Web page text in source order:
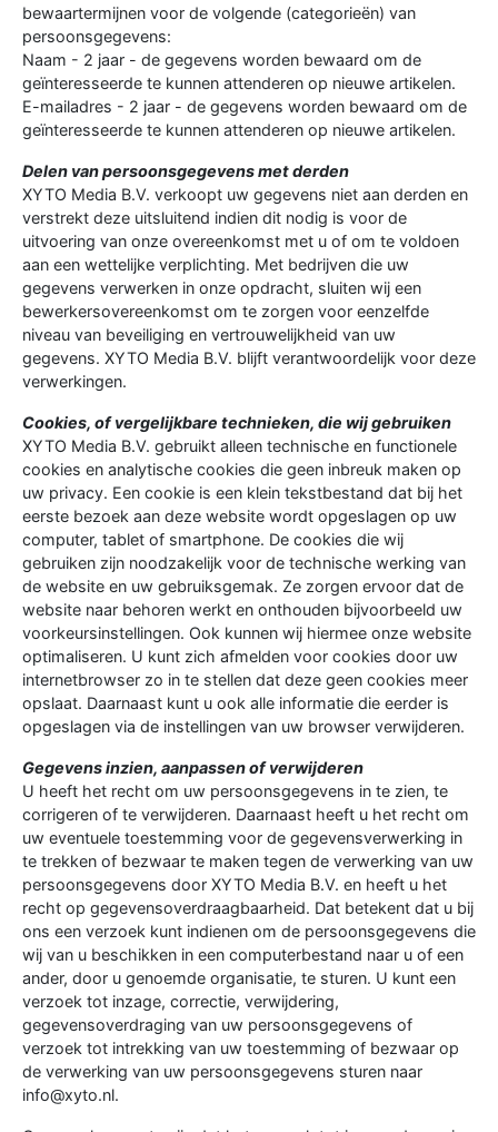
bewaartermijnen voor de volgende (categorieën) van
persoonsgegevens:
Naam - 2 jaar - de gegevens worden bewaard om de
geïnteresseerde te kunnen attenderen op nieuwe artikelen.
E-mailadres - 2 jaar - de gegevens worden bewaard om de
geïnteresseerde te kunnen attenderen op nieuwe artikelen.
Delen van persoonsgegevens met derden
XYTO Media B.V. verkoopt uw gegevens niet aan derden en
verstrekt deze uitsluitend indien dit nodig is voor de
uitvoering van onze overeenkomst met u of om te voldoen
aan een wettelijke verplichting. Met bedrijven die uw
gegevens verwerken in onze opdracht, sluiten wij een
bewerkersovereenkomst om te zorgen voor eenzelfde
niveau van beveiliging en vertrouwelijkheid van uw
gegevens. XYTO Media B.V. blijft verantwoordelijk voor deze
verwerkingen.
Cookies, of vergelijkbare technieken, die wij gebruiken
XYTO Media B.V. gebruikt alleen technische en functionele
cookies en analytische cookies die geen inbreuk maken op
uw privacy. Een cookie is een klein tekstbestand dat bij het
eerste bezoek aan deze website wordt opgeslagen op uw
computer, tablet of smartphone. De cookies die wij
gebruiken zijn noodzakelijk voor de technische werking van
de website en uw gebruiksgemak. Ze zorgen ervoor dat de
website naar behoren werkt en onthouden bijvoorbeeld uw
voorkeursinstellingen. Ook kunnen wij hiermee onze website
optimaliseren. U kunt zich afmelden voor cookies door uw
internetbrowser zo in te stellen dat deze geen cookies meer
opslaat. Daarnaast kunt u ook alle informatie die eerder is
opgeslagen via de instellingen van uw browser verwijderen.
Gegevens inzien, aanpassen of verwijderen
U heeft het recht om uw persoonsgegevens in te zien, te
corrigeren of te verwijderen. Daarnaast heeft u het recht om
uw eventuele toestemming voor de gegevensverwerking in
te trekken of bezwaar te maken tegen de verwerking van uw
persoonsgegevens door XYTO Media B.V. en heeft u het
recht op gegevensoverdraagbaarheid. Dat betekent dat u bij
ons een verzoek kunt indienen om de persoonsgegevens die
wij van u beschikken in een computerbestand naar u of een
ander, door u genoemde organisatie, te sturen. U kunt een
verzoek tot inzage, correctie, verwijdering,
gegevensoverdraging van uw persoonsgegevens of
verzoek tot intrekking van uw toestemming of bezwaar op
de verwerking van uw persoonsgegevens sturen naar
info@xyto.nl.